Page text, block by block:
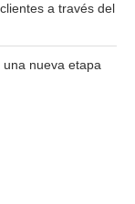
a través del
nueva etapa